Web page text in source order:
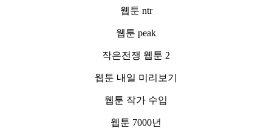
웹툰 ntr
웹툰 peak
작은전쟁 웹툰 2
웹툰 내일 미리보기
웹툰 작가 수입
웹툰 7000년